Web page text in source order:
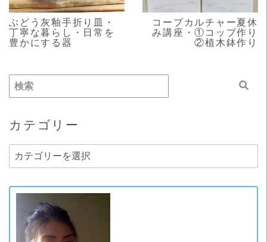
ぶどう灰釉手折り皿・
丁寧な暮らし・日常を
豊かにする器
コープカルチャー夏休
み講座・①コップ作り
②植木鉢作り
カテゴリー
カ
テ